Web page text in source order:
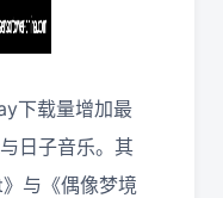
下载量增加最
日子音乐。其
与《偶像梦境